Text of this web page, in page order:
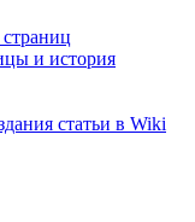
и история
статьи в Wiki